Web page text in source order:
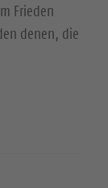
Frieden
denen, die